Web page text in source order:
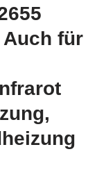
für